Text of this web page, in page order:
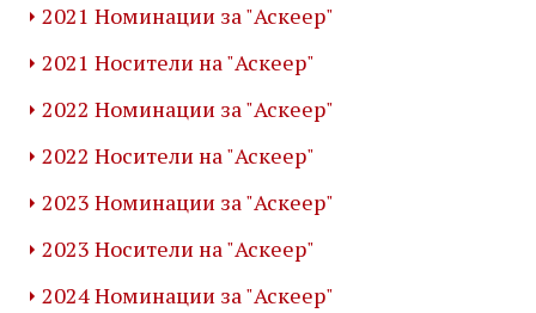
2021 Номинации за "Аскеер"
2021 Носители на "Аскеер"
2022 Номинации за "Аскеер"
2022 Носители на "Аскеер"
2023 Номинации за "Аскеер"
2023 Носители на "Аскеер"
2024 Номинации за "Аскеер"